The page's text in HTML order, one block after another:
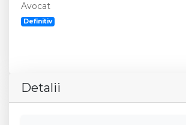
Avocat
Definitiv
Detalii